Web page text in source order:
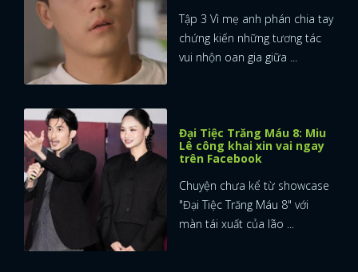
Tập 3 Vì mẹ anh phán chia tay
chứng kiến những tương tác
vui nhộn oan gia giữa ...
Đại Tiệc Trăng Máu 8: Miu
Lê công khai xin vai ngay
trên Facebook
Chuyện chưa kể từ showcase
"Đại Tiệc Trăng Máu 8" với
màn tái xuất của lão ...